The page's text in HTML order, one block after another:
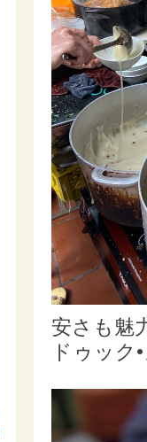
安さも魅
ドゥック